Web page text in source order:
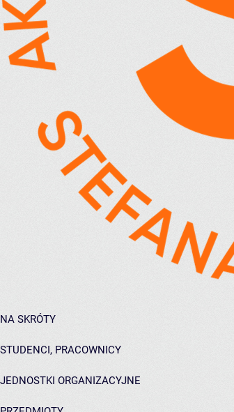
NA SKRÓTY
STUDENCI, PRACOWNICY
JEDNOSTKI ORGANIZACYJNE